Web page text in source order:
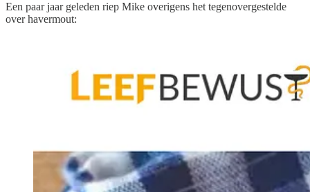
Een paar jaar geleden riep Mike overigens het tegenovergestelde
over havermout: